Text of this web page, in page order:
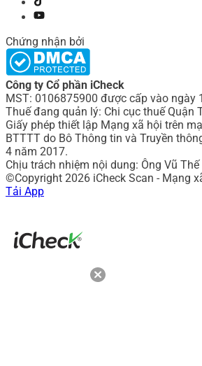
Chứng nhận bởi
Công ty Cổ phần iCheck
MST: 0106875900 được cấp vào ngày
Thuế đang quản lý: Chi cục thuế Quận
Giấy phép thiết lập Mạng xã hội trên
BTTTT do Bô Thông tin và Truyền
4 năm 2017.
Chịu trách nhiệm nội dung: Ông Vũ Thế
©Copyright 2026 iCheck Scan - Mạng
Tải App